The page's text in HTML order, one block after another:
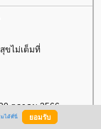
ขไม่เต็มที่
ตุลาคม 2566
มได้ที่นี่